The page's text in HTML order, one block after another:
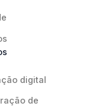
digital
de